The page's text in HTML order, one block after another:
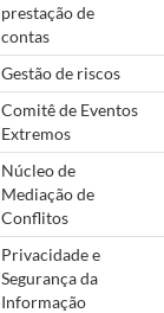
prestação de
contas
Gestão de riscos
Comitê de Eventos
Extremos
Núcleo de
Mediação de
Conflitos
Privacidade e
Segurança da
Informação